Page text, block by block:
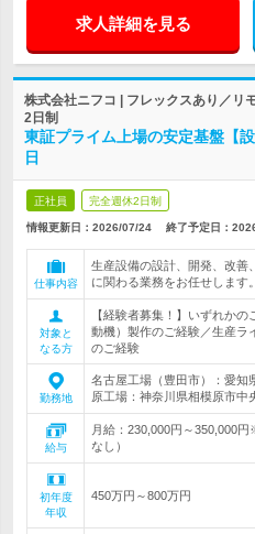
求人詳細を見る
株式会社ニフコ | フレックスあり／リ
2日制
東証プライム上場の安定基盤【
日
正社員 完全週休2日制
情報更新日：2026/07/24 終了予定日：
仕事内容
生産設備の設計、開発、改善
に関わる業務をお任せしま
対象と
なる方
【経験者募集！】いずれか
動機）製作のご経験／生産ラ
のご経験
勤務地
名古屋工場（豊田市）：愛知
原工場：神奈川県相模原市中
給与
月給：230,000円～350,000
なし）
初年度
年収
450万円～800万円